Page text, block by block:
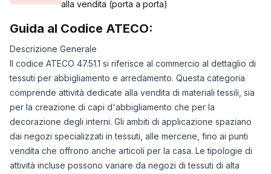
alla vendita (porta a porta)
Guida al Codice ATECO:
Descrizione Generale
Il codice ATECO 47.51.1 si riferisce al commercio al dettaglio di
tessuti per abbigliamento e arredamento. Questa categoria
comprende attività dedicate alla vendita di materiali tessili, sia
per la creazione di capi d'abbigliamento che per la
decorazione degli interni. Gli ambiti di applicazione spaziano
dai negozi specializzati in tessuti, alle mercerie, fino ai punti
vendita che offrono anche articoli per la casa. Le tipologie di
attività incluse possono variare da negozi di tessuti di alta